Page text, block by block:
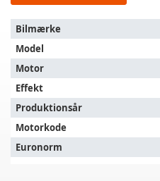
Varen
passer
til
følgende
køretøjer:
Bilmærke
Model
Motor
Effekt
Produktionsår
Motorkode
Euronorm